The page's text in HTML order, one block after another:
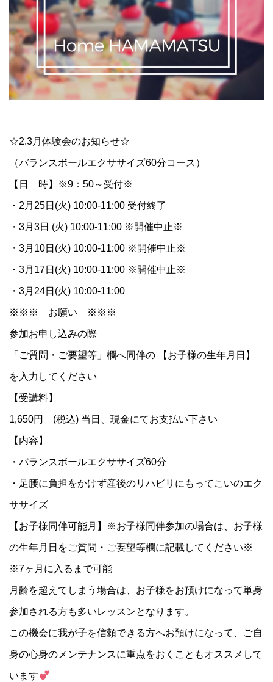
☆2.3月体験会のお知らせ☆
（バランスボールエクササイズ60分コース）
【日 時】※9：50～受付※
・2月25日(火) 10:00-11:00 受付終了
・3月3日 (火) 10:00-11:00 ※開催中止※
・3月10日(火) 10:00-11:00 ※開催中止※
・3月17日(火) 10:00-11:00 ※開催中止※
・3月24日(火) 10:00-11:00
※※※ お願い ※※※
参加お申し込みの際
「ご質問・ご要望等」欄へ同伴の 【お子様の生年月日】
を入力してください
【受講料】
1,650円 (税込) 当日、現金にてお支払い下さい
【内容】
・バランスボールエクササイズ60分
・足腰に負担をかけず産後のリハビリにもってこいのエク
ササイズ
【お子様同伴可能月】※お子様同伴参加の場合は、お子様
の生年月日をご質問・ご要望等欄に記載してください※
※7ヶ月に入るまで可能
月齢を超えてしまう場合は、お子様をお預けになって単身
参加される方も多いレッスンとなります。
この機会に我が子を信頼できる方へお預けになって、ご自
身の心身のメンテナンスに重点をおくこともオススメして
います